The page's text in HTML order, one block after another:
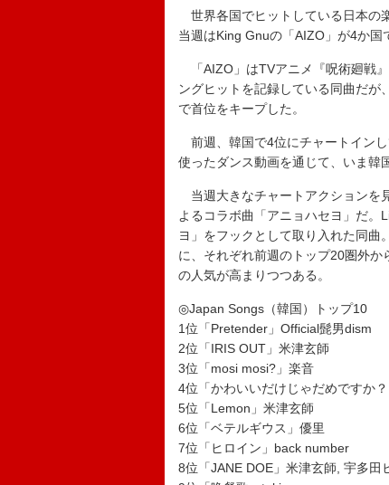
世界各国でヒットしている日本の
当週はKing Gnuの「AIZO」が4か国
「AIZO」はTVアニメ『呪術廻戦
ングヒットを記録している同曲だが
で首位をキープした。
前週、韓国で4位にチャートイン
使ったダンス動画を通じて、いま韓
当週大きなチャートアクションを
よるコラボ曲「アニョハセヨ」だ
ヨ」をフックとして取り入れた同曲
に、それぞれ前週のトップ20圏外
の人気が高まりつつある。
◎Japan Songs（韓国）トップ10
1位「Pretender」Official髭男dism
2位「IRIS OUT」米津玄師
3位「mosi mosi?」楽音
4位「かわいいだけじゃだめですか
5位「Lemon」米津玄師
6位「ベテルギウス」優里
7位「ヒロイン」back number
8位「JANE DOE」米津玄師, 宇多田